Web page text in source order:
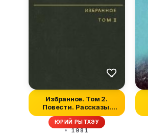
Избранное. Том 2.
Повести. Рассказы.
Очерки
ЮРИЙ РЫТХЭУ
1981